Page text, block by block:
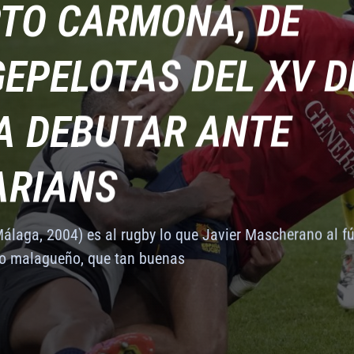
DEBUTAR ANTE
2004) es al rugby lo que Javier Mascherano al
malagueño, que tan buenas
CARMONA, DE
DEL XV
DEBUTAR ANTE
2004) es al rugby lo que Javier Mascherano al
malagueño, que tan buenas
FERUGBY
CARMONA, DE
DEL XV
DEBUTAR ANTE
2004) es al rugby lo que Javier Mascherano al
malagueño, que tan buenas